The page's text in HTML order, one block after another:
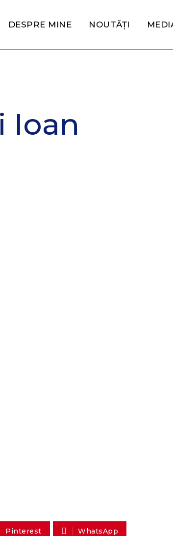
DESPRE MINE NOUTĂȚI
Ioan
Pinterest WhatsApp